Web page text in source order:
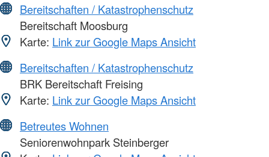
Bereitschaften / Katastrophenschutz
Bereitschaft Moosburg
Karte: Link zur Google Maps Ansicht
Bereitschaften / Katastrophenschutz
BRK Bereitschaft Freising
Karte: Link zur Google Maps Ansicht
Betreutes Wohnen
Seniorenwohnpark Steinberger